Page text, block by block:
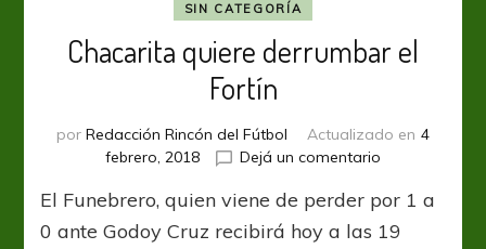
SIN CATEGORÍA
Chacarita quiere derrumbar el
Fortín
por Redacción Rincón del Fútbol Actualizado en 4
febrero, 2018
Dejá un comentario
quiere
derrumbar
El Funebrero, quien viene de perder por 1 a
0 ante Godoy Cruz recibirá hoy a las 19